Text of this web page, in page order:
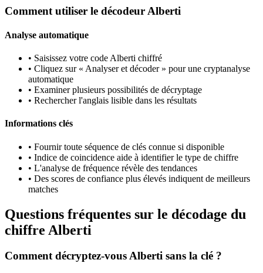
Comment utiliser le décodeur Alberti
Analyse automatique
• Saisissez votre code Alberti chiffré
• Cliquez sur « Analyser et décoder » pour une cryptanalyse
automatique
• Examiner plusieurs possibilités de décryptage
• Rechercher l'anglais lisible dans les résultats
Informations clés
• Fournir toute séquence de clés connue si disponible
• Indice de coincidence aide à identifier le type de chiffre
• L'analyse de fréquence révèle des tendances
• Des scores de confiance plus élevés indiquent de meilleurs
matches
Questions fréquentes sur le décodage du
chiffre Alberti
Comment décryptez-vous Alberti sans la clé ?